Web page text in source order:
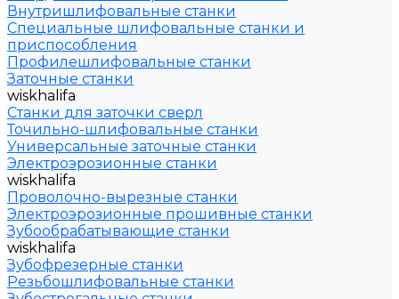
Внутришлифовальные станки
Специальные шлифовальные станки и
приспособления
Профилешлифовальные станки
Заточные станки
wiskhalifa
Станки для заточки сверл
Точильно-шлифовальные станки
Универсальные заточные станки
Электроэрозионные станки
wiskhalifa
Проволочно-вырезные станки
Электроэрозионные прошивные станки
Зубообрабатывающие станки
wiskhalifa
Зубофрезерные станки
Резьбошлифовальные станки